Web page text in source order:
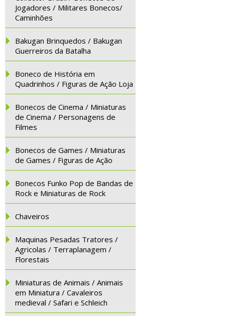
Jogadores / Militares Bonecos/
Caminhões
Bakugan Brinquedos / Bakugan
Guerreiros da Batalha
Boneco de História em
Quadrinhos / Figuras de Ação Loja
Bonecos de Cinema / Miniaturas
de Cinema / Personagens de
Filmes
Bonecos de Games / Miniaturas
de Games / Figuras de Ação
Bonecos Funko Pop de Bandas de
Rock e Miniaturas de Rock
Chaveiros
Maquinas Pesadas Tratores /
Agricolas / Terraplanagem /
Florestais
Miniaturas de Animais / Animais
em Miniatura / Cavaleiros
medieval / Safari e Schleich